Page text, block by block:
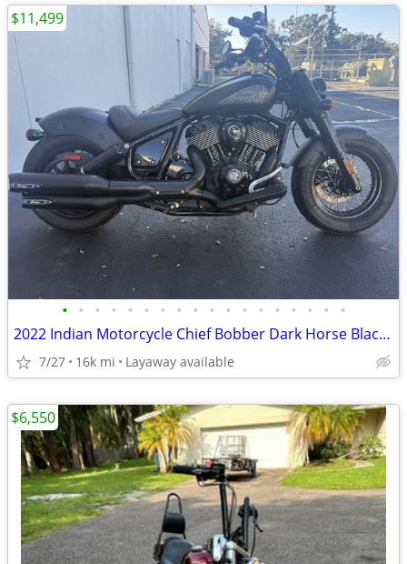
• • • • • • • • • • • • • • • • • •
2022 Indian Motorcycle Chief Bobber Dark Horse Black Smoke
7/27 16k mi Layaway available
$11,499
$6,550